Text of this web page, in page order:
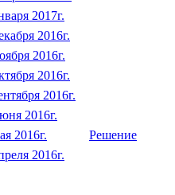
2017г.
2016г.
2016г.
2016г.
2016г.
2016г.
2016г.
Решение
2016г.